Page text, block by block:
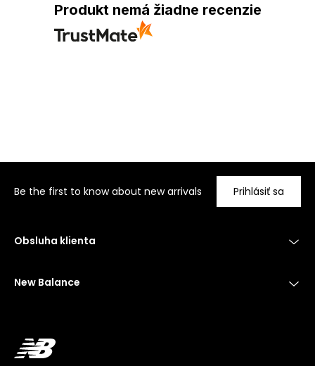
Produkt nemá žiadne recenzie
Be the first to know about new arrivals Prihlásiť sa
Obsluha klienta
New Balance